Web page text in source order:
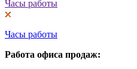
Часы работы
Часы работы
Работа офиса продаж: